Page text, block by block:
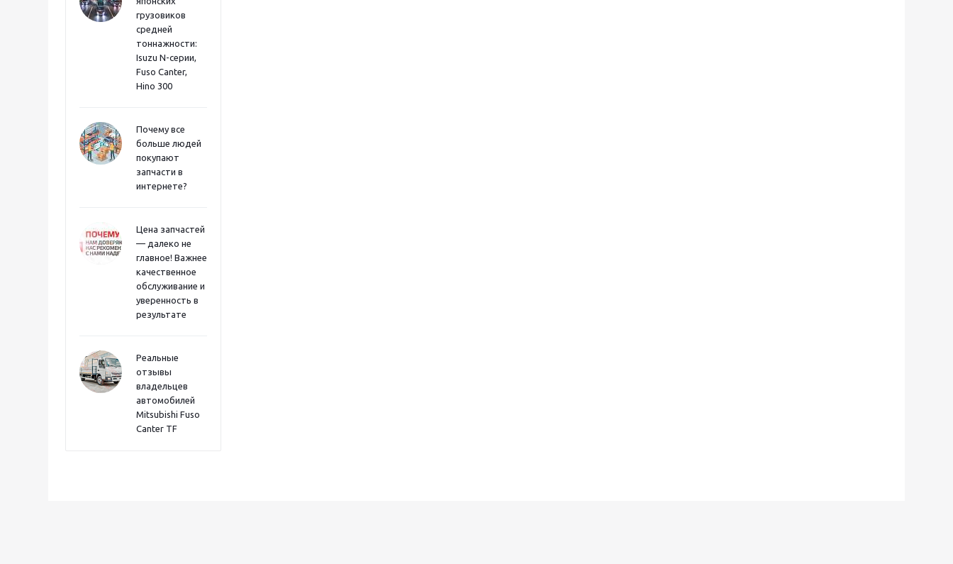
грузовиков
средней
тоннажности:
Isuzu N-серии,
Fuso Canter,
Hino 300
Почему все
больше людей
покупают
запчасти в
интернете?
Цена запчастей
— далеко не
главное! Важнее
качественное
обслуживание и
уверенность в
результате
Реальные
отзывы
владельцев
автомобилей
Mitsubishi Fuso
Canter TF